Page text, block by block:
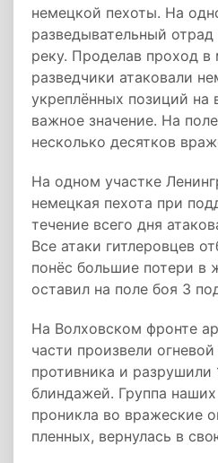
немецкой пехоты. На
разведывательный
реку. Проделав проход в
разведчики атаковали
укреплённых позиций
важное значение. На
несколько десятков
На одном участке
немецкая пехота при
течение всего дня
Все атаки гитлеровцев
понёс большие потери в
оставил на поле боя 3
На Волховском фронте
части произвели
противника и разрушили
блиндажей. Группа
проникла во вражеские
пленных, вернулась в